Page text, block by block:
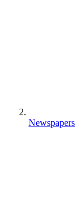
Newspapers